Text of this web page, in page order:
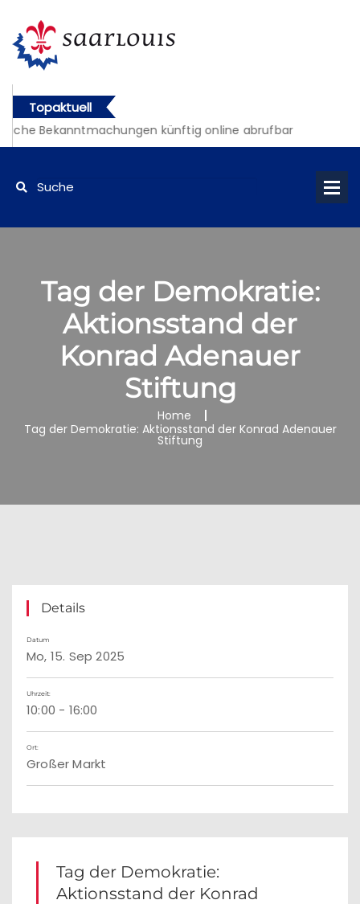
Topaktuell
Bekanntmachungen künftig online abrufbar
Tag der Demokratie:
Aktionsstand der
Konrad Adenauer
Stiftung
Home
Tag der Demokratie: Aktionsstand der Konrad Adenauer
Stiftung
Details
Datum
Mo, 15. Sep 2025
Uhrzeit:
10:00 - 16:00
Ort:
Großer Markt
Tag der Demokratie:
Aktionsstand der Konrad